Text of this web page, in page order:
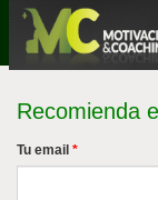
Pasar
contenido
principal
Recomienda
Tu email *